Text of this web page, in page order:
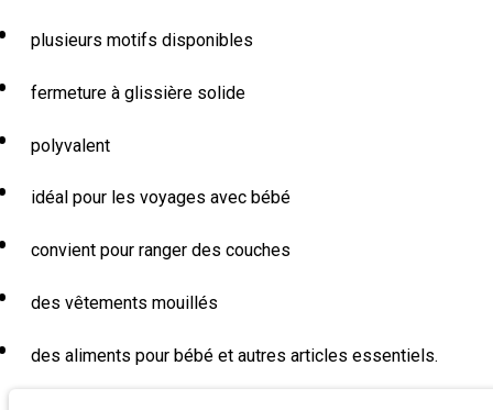
plusieurs motifs disponibles
fermeture à glissière solide
polyvalent
idéal pour les voyages avec bébé
convient pour ranger des couches
des vêtements mouillés
des aliments pour bébé et autres articles essentiels.